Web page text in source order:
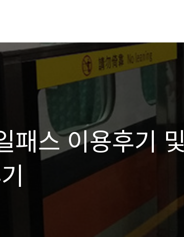
패스 이용후기 및